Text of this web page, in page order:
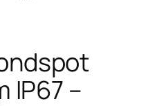
IP67 –